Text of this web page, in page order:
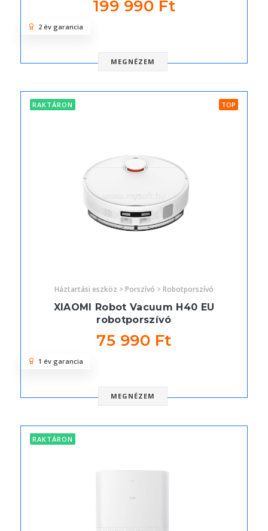
199 990 Ft
MEGNÉZEM
2 év garancia
RAKTÁRON TOP
Háztartási eszköz > Porszívó > Robotporszívó
XIAOMI Robot Vacuum H40 EU
robotporszívó
75 990 Ft
MEGNÉZEM
1 év garancia
RAKTÁRON